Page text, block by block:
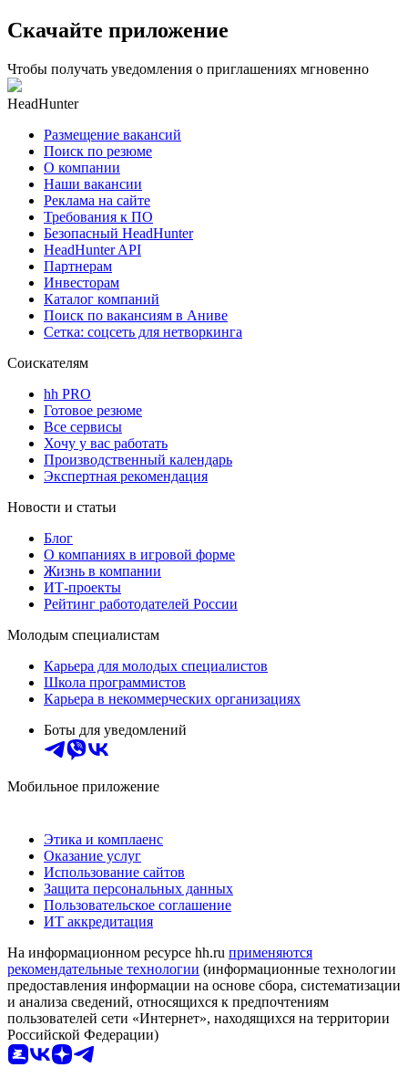
Скачайте приложение
Чтобы получать уведомления о приглашениях мгновенно
HeadHunter
Размещение вакансий
Поиск по резюме
О компании
Наши вакансии
Реклама на сайте
Требования к ПО
Безопасный HeadHunter
HeadHunter API
Партнерам
Инвесторам
Каталог компаний
Поиск по вакансиям в Аниве
Сетка: соцсеть для нетворкинга
Соискателям
hh PRO
Готовое резюме
Все сервисы
Хочу у вас работать
Производственный календарь
Экспертная рекомендация
Новости и статьи
Блог
О компаниях в игровой форме
Жизнь в компании
ИТ-проекты
Рейтинг работодателей России
Молодым специалистам
Карьера для молодых специалистов
Школа программистов
Карьера в некоммерческих организациях
Боты для уведомлений
Мобильное приложение
Этика и комплаенс
Оказание услуг
Использование сайтов
Защита персональных данных
Пользовательское соглашение
ИТ аккредитация
На информационном ресурсе hh.ru применяются
рекомендательные технологии (информационные технологии
предоставления информации на основе сбора, систематизации
и анализа сведений, относящихся к предпочтениям
пользователей сети «Интернет», находящихся на территории
Российской Федерации)